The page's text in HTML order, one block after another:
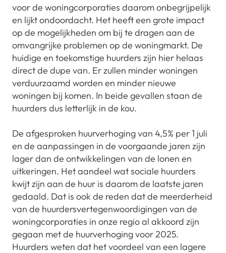
voor de woningcorporaties daarom onbegrijpelijk
en lijkt ondoordacht. Het heeft een grote impact
op de mogelijkheden om bij te dragen aan de
omvangrijke problemen op de woningmarkt. De
huidige en toekomstige huurders zijn hier helaas
direct de dupe van. Er zullen minder woningen
verduurzaamd worden en minder nieuwe
woningen bij komen. In beide gevallen staan de
huurders dus letterlijk in de kou.
De afgesproken huurverhoging van 4,5% per 1 juli
en de aanpassingen in de voorgaande jaren zijn
lager dan de ontwikkelingen van de lonen en
uitkeringen. Het aandeel wat sociale huurders
kwijt zijn aan de huur is daarom de laatste jaren
gedaald. Dat is ook de reden dat de meerderheid
van de huurdersvertegenwoordigingen van de
woningcorporaties in onze regio al akkoord zijn
gegaan met de huurverhoging voor 2025.
Huurders weten dat het voordeel van een lagere